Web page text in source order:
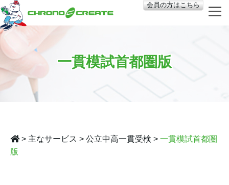
会員の方はこちら
一貫模試首都圏版
> 主なサービス > 公立中高一貫受検 > 一貫模試首都圏
版